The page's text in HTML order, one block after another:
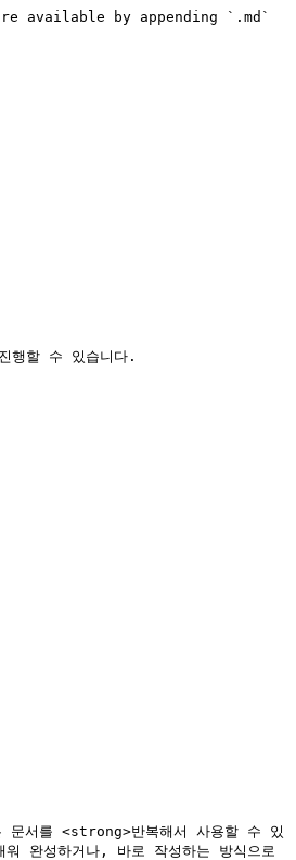
available by appending `.md`
행할 수 있습니다.
를 <strong>반복해서 사용할 수 있
성하거나, 바로 작성하는 방식으로